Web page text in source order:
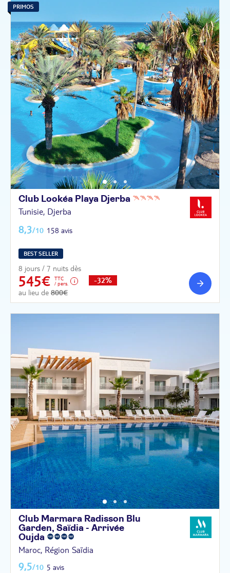
PRIMOS
Club Lookéa Playa Djerba
Tunisie, Djerba
8,3/10 158 avis
BEST SELLER
8 jours / 7 nuits dès
545€
TTC
/ pers.
au lieu de 800€
-32%
Club Marmara Radisson Blu
Garden, Saïdia - Arrivée
Oujda
Maroc, Région Saïdia
9,5/10 5 avis